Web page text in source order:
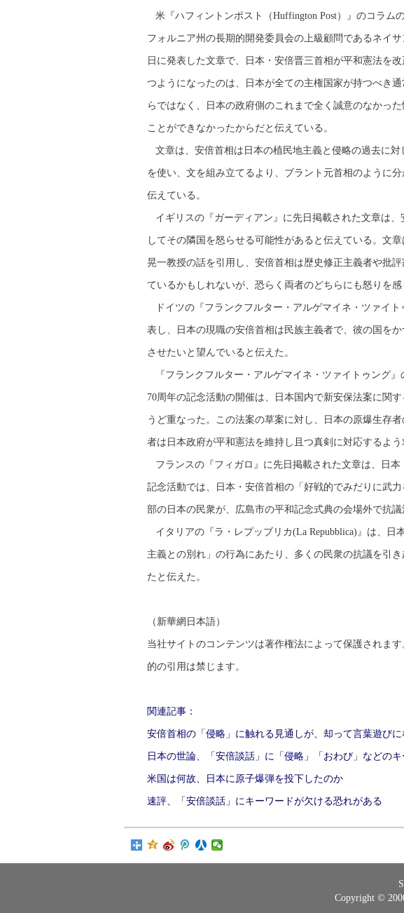
米『ハフィントンポスト（Huffington Post）』のコラム
フォルニア州の長期的開発委員会の上級顧問であるネイサ
日に発表した文章で、日本・安倍晋三首相が平和憲法を
つようになったのは、日本が全ての主権国家が持つべき
らではなく、日本の政府側のこれまで全く誠意のなかっ
ことができなかったからだと伝えている。
文章は、安倍首相は日本の植民地主義と侵略の過去に
を使い、文を組み立てるより、ブラント元首相のように
伝えている。
イギリスの『ガーディアン』に先日掲載された文章は、
してその隣国を怒らせる可能性があると伝えている。文
晃一教授の話を引用し、安倍首相は歴史修正主義者や批
ているかもしれないが、恐らく両者のどちらにも怒りを感
ドイツの『フランクフルター・アルゲマイネ・ツァイ
表し、日本の現職の安倍首相は民族主義者で、彼の国を
させたいと望んでいると伝えた。
『フランクフルター・アルゲマイネ・ツァイトゥング
70周年の記念活動の開催は、日本国内で新安保法案に関
うど重なった。この法案の草案に対し、日本の原爆生存
者は日本政府が平和憲法を維持し且つ真剣に対応するよう
フランスの『フィガロ』に先日掲載された文章は、日
記念活動では、日本・安倍首相の「好戦的でみだりに武
部の日本の民衆が、広島市の平和記念式典の会場外で抗議
イタリアの『ラ・レプッブリカ(La Repubblica)』は、日
主義との別れ」の行為にあたり、多くの民衆の抗議を引
たと伝えた。
（新華網日本語）
当社サイトのコンテンツは著作権法によって保護されま
的の引用は禁じます。
関連記事：
安倍首相の「侵略」に触れる見通しが、却って言葉遊びに
日本の世論、「安倍談話」に「侵略」「おわび」などの
米国は何故、日本に原子爆弾を投下したのか
速評、「安倍談話」にキーワードが欠ける恐れがある
Copyright ©